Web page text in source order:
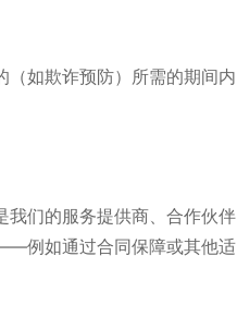
（如欺诈预防）所需的期间内
我们的服务提供商、合作伙伴
例如通过合同保障或其他适